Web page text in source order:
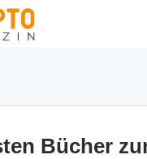
Bücher